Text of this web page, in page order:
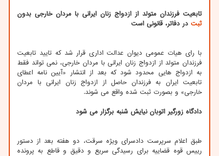
تابعیت فرزندان متولد از ازدواج زنان ایرانی با مردان خارجی بدون
ثبت در دفاتر، قانونی است
با رای هیات عمومی دیوان عدالت اداری قرار شد که تایید تابعیت
فرزندان متولد از ازدواج زنان ایرانی با مردان خارجی، نمی تواند فقط
به ازدواج هایی محدود شود که بعد از انتشار «آیین نامه اعطای
تابعیت ایران به فرزندان حاصل از ازدواج زنان ایرانی با مردان
خارجی» و بصورت ثبت شده واقع می شوند.
دادگاه زورگیر اتوبان نیایش شنبه برگزار می شود
طبق اعلام سرپرست دادسرای ویژه سرقت، دو هفته بعد از دستور
رییس قوه قضاییه برای رسیدگی سریع و دقیق و قاطع به پرونده